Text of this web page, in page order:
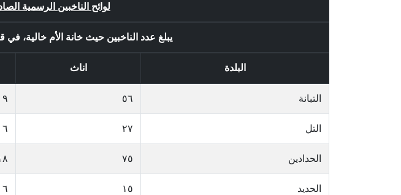
لوائح الناخبين الرسمية
يبلغ عدد الناخبين حيث خانة الأم خالية، في قضاء طرابلس، ٥٢٨
البلدة اناث
التبانة ٥٦ ٩
التل ٢٧ ٦
الحدادين ٧٥
الحديد ١٥ ٦